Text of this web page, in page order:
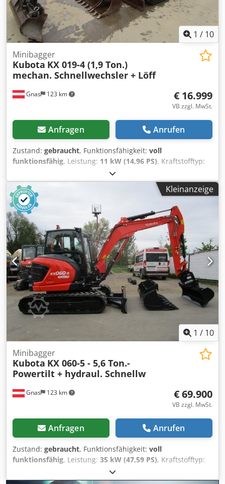
1 / 10
Gnas 123 km
Minibagger
Kubota KX 019-4 (1,9 Ton.)
mechan. Schnellwechsler + Löff
€ 16.999
VB zzgl. MwSt.
Anfragen Anrufen
Zustand: gebraucht, Funktionsfähigkeit: voll
funktionsfähig, Leistung: 11 kW (14,96 PS), Kraftstofftyp:
1.855 kg, Baujahr:
Betriebsstunden:3.441 h, Antriebsart:Diesel, Minibagger
Dkodozqxi Njpfx Ah Tjr Zustand: Einsatzbereit und voll
funktionsfähig Zustand Technisch: gut Beschreibung:
Minibagger KUBOTA KX019-4 - - BJ 2012 - - 3441
Betriebsstunden - - 1855 kg Eigengewicht - - mechanischer
Schnellwechsler GEEL/Martin - - 2 Stk. gebr. Grabenlöffel
30 + 60 cm - - 1 Stk. hydraulischer Böschungslöffel 100 cm -
- - HYDRAULISCHES VERSTELLLAUFWERK 100 - 130 cm - - -
Arbeitsscheinwerfer - - 3-Zylinder-Kubota Dieselmotor 11,8
kW (16 PS) - - Bagger in gutem Zustand - - neues Prüfbuch -
- neue Überprüfung von gerichtl. zertifiziertem
Sachverständiger durchgeführt Schnellwechsler, Löffel, 3.
Ventil, Heizung, Vollkabine,
Kleinanzeige
1 / 10
Gnas 123 km
Minibagger
Kubota KX 060-5 - 5,6 Ton.-
Powertilt + hydraul. Schnellw
€ 69.900
VB zzgl. MwSt.
Anfragen Anrufen
Zustand: gebraucht, Funktionsfähigkeit: voll
funktionsfähig, Leistung: 35 kW (47,59 PS), Kraftstofftyp:
5.635 kg, Baujahr:
Betriebsstunden:956 h, Gesamtlänge:4.000 mm,